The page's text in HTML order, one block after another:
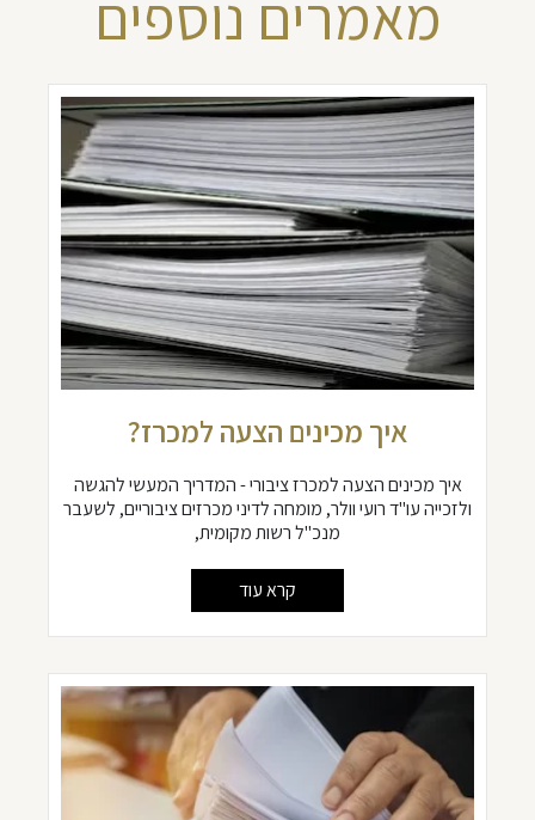
מאמרים נוספים
איך מכינים הצעה למכרז?
איך מכינים הצעה למכרז ציבורי - המדריך המעשי להגשה
ולזכייה עו"ד רועי וולר, מומחה לדיני מכרזים ציבוריים, לשעבר
מנכ"ל רשות מקומית,
קרא עוד